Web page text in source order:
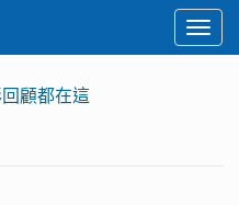
備好面對衝擊了嗎？